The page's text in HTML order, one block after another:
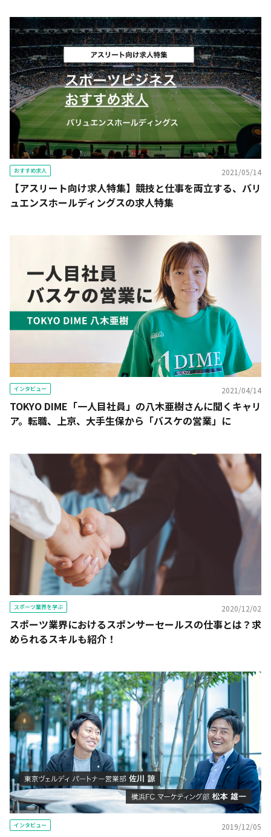
おすすめ求人 2021/05/14
【アスリート向け求人特集】競技と仕事を両立する、バリ
ュエンスホールディングスの求人特集
インタビュー 2021/04/14
TOKYO DIME「一人目社員」の八木亜樹さんに聞くキャリ
ア。転職、上京、大手生保から「バスケの営業」に
スポーツ業界を学ぶ 2020/12/02
スポーツ業界におけるスポンサーセールスの仕事とは？求
められるスキルも紹介！
インタビュー 2019/12/05